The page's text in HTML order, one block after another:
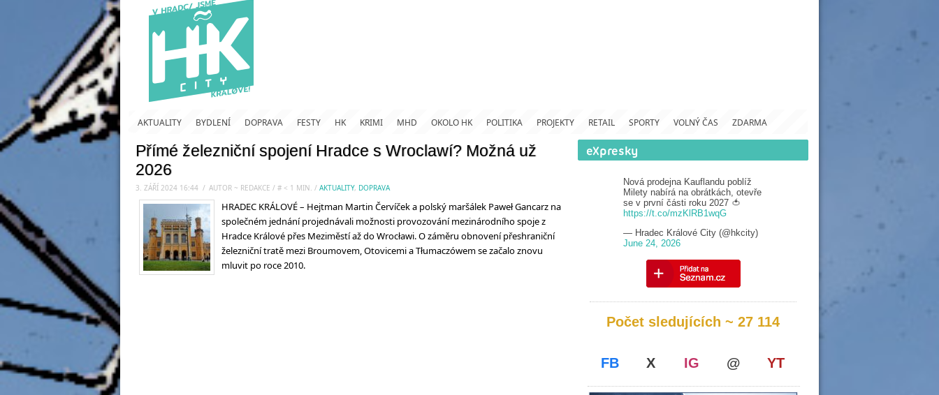
AKTUALITY BYDLENÍ DOPRAVA FESTY HK KRIMI MHD OKOLO HK POLITIKA PROJEKTY RETAIL SPORTY VOLNÝ ČAS ZDARMA
Přímé železniční spojení Hradce s Wroclawí? Možná už
2026
3. ZÁŘÍ 2024 16:44 / AUTOR ~ REDAKCE / # < 1 MIN. / AKTUALITY, DOPRAVA
HRADEC KRÁLOVÉ – Hejtman Martin Červíček a polský maršálek Paweł Gancarz na
společném jednání projednávali možnosti provozování mezinárodního spoje z
Hradce Králové přes Meziměstí až do Wrocławi. O záměru obnovení přeshraniční
železniční tratě mezi Broumovem, Otovicemi a Tłumaczówem se začalo znovu
mluvit po roce 2010.
Nová prodejna Kauflandu poblíž
Milety nabírá na obrátkách, otevře
se v první části roku 2027 🍅
https://t.co/mzKlRB1wqG
— Hradec Králové City (@hkcity)
June 24, 2026
Počet sledujících ~ 27 114
FB X IG @ YT